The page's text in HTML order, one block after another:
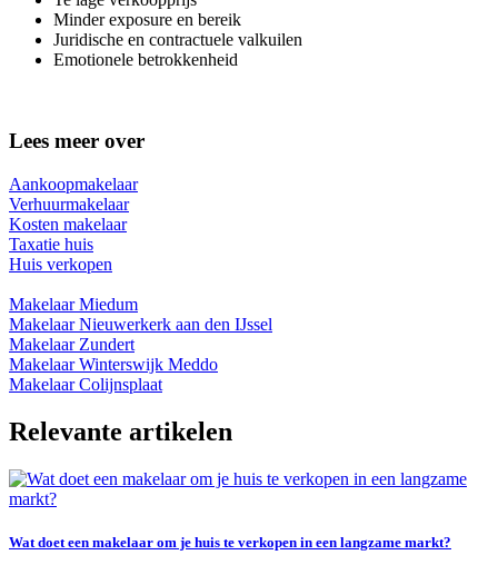
Minder exposure en bereik
Juridische en contractuele valkuilen
Emotionele betrokkenheid
Lees meer over
Aankoopmakelaar
Verhuurmakelaar
Kosten makelaar
Taxatie huis
Huis verkopen
Makelaar Miedum
Makelaar Nieuwerkerk aan den IJssel
Makelaar Zundert
Makelaar Winterswijk Meddo
Makelaar Colijnsplaat
Relevante artikelen
Wat doet een makelaar om je huis te verkopen in een langzame markt?